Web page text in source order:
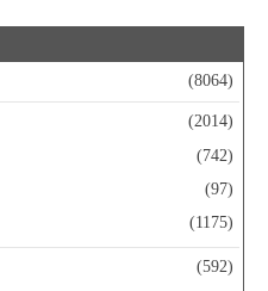
(8064)
(2014)
(742)
(97)
(1175)
(592)